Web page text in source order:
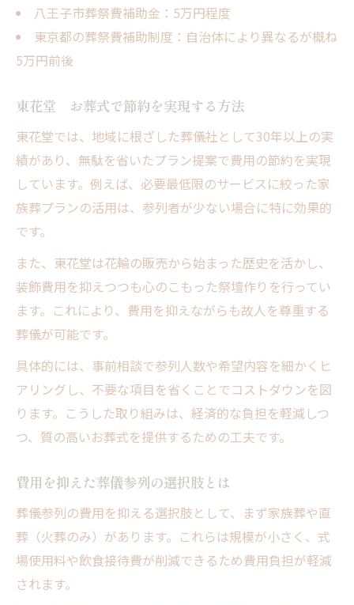
八王子市葬祭費補助金：5万円程度
東京都の葬祭費補助制度：自治体により異なるが概ね
5万円前後
東花堂 お葬式で節約を実現する方法
東花堂では、地域に根ざした葬儀社として30年以上の実
績があり、無駄を省いたプラン提案で費用の節約を実現
しています。例えば、必要最低限のサービスに絞った家
族葬プランの活用は、参列者が少ない場合に特に効果的
です。
また、東花堂は花輪の販売から始まった歴史を活かし、
装飾費用を抑えつつも心のこもった祭壇作りを行ってい
ます。これにより、費用を抑えながらも故人を尊重する
葬儀が可能です。
具体的には、事前相談で参列人数や希望内容を細かくヒ
アリングし、不要な項目を省くことでコストダウンを図
ります。こうした取り組みは、経済的な負担を軽減しつ
つ、質の高いお葬式を提供するための工夫です。
費用を抑えた葬儀参列の選択肢とは
葬儀参列の費用を抑える選択肢として、まず家族葬や直
葬（火葬のみ）があります。これらは規模が小さく、式
場使用料や飲食接待費が削減できるため費用負担が軽減
されます。